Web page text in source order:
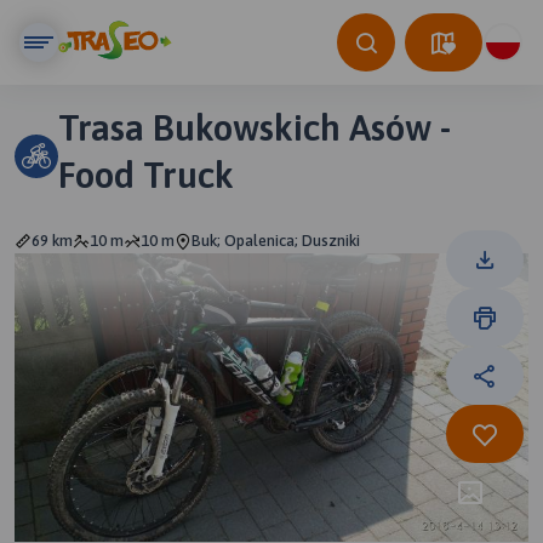
Trasa Bukowskich Asów -
Food Truck
69 km 10 m 10 m Buk; Opalenica; Duszniki